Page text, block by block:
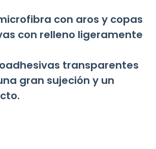
con aros y copas
con relleno ligeramente
transparentes
gran sujeción y un